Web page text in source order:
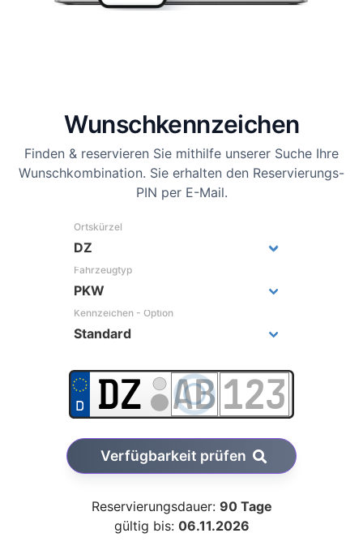
Wunsch­kennzeichen
Finden & reservieren Sie mithilfe unserer Suche Ihre
Wunschkombination. Sie erhalten den Reservierungs-
PIN per E-Mail.
Ortskürzel
Fahrzeugtyp
Kennzeichen - Option
Verfügbarkeit prüfen
Reservierungsdauer: 90 Tage
gültig bis: 06.11.2026